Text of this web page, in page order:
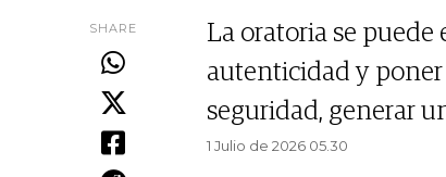
SHARE
La oratoria se puede
autenticidad y
seguridad, generar
1 Julio de 2026 05.30